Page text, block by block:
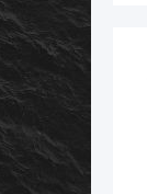
आपके एएमपी
गुणवत्ता